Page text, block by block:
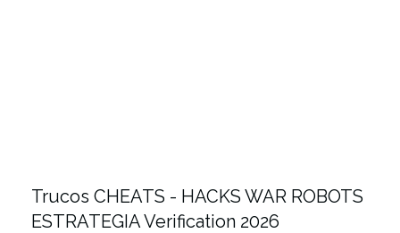
Trucos CHEATS - HACKS WAR ROBOTS
ESTRATEGIA Verification 2026